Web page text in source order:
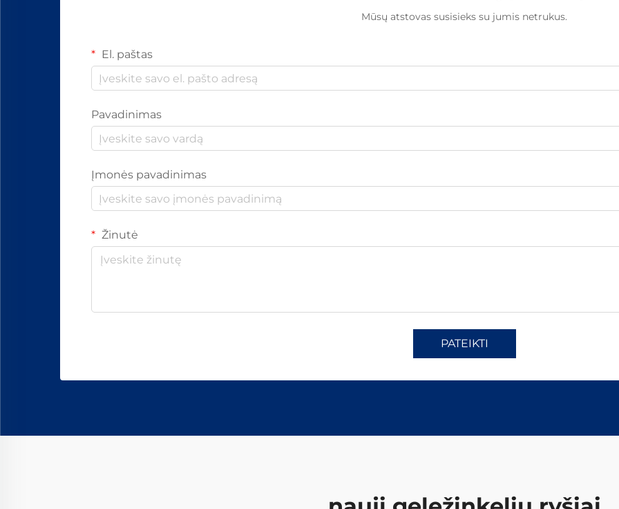
Mūsų atstovas susisieks su jumis netrukus.
El. paštas
Pavadinimas
Įmonės pavadinimas
Žinutė
PATEIKTI